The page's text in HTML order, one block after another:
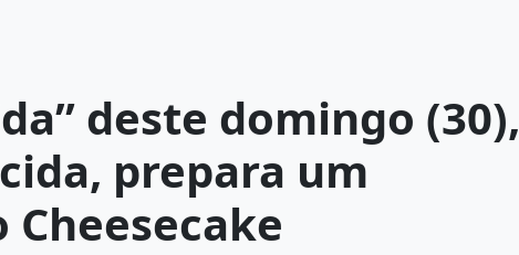
deste domingo (30),
prepara um